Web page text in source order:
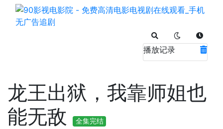
播放记录
龙王出狱，我靠师姐也
能无敌
全集完结